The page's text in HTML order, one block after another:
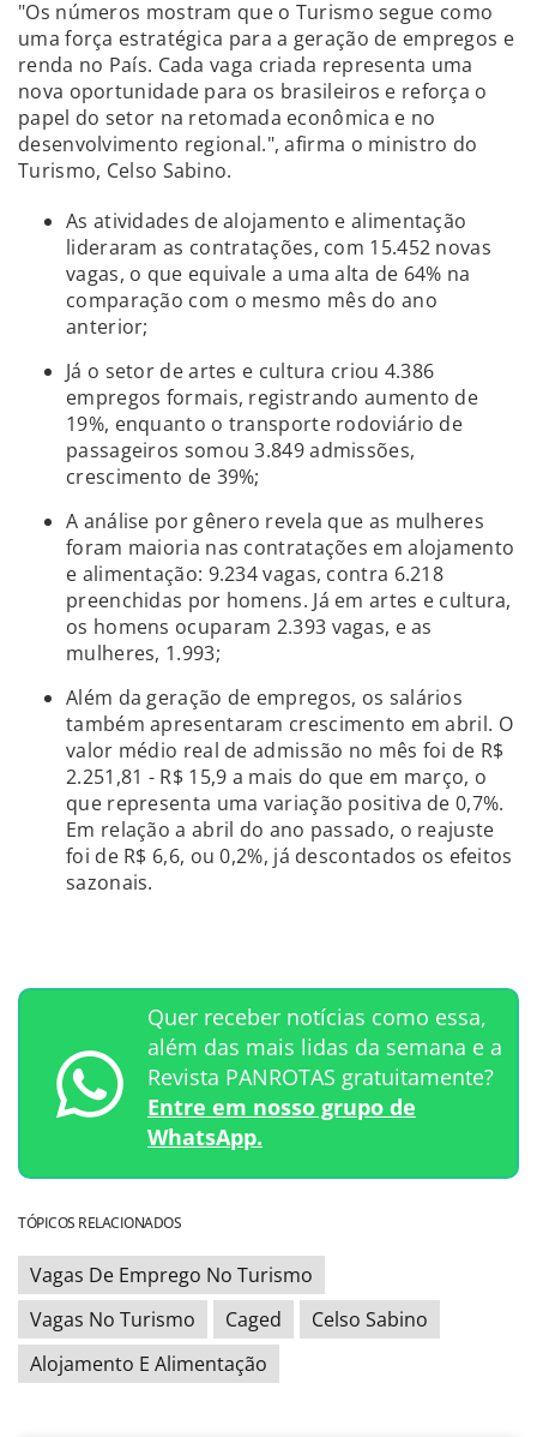
"Os números mostram que o Turismo segue como
uma força estratégica para a geração de empregos e
renda no País. Cada vaga criada representa uma
nova oportunidade para os brasileiros e reforça o
papel do setor na retomada econômica e no
desenvolvimento regional.", afirma o ministro do
Turismo, Celso Sabino.
As atividades de alojamento e alimentação
lideraram as contratações, com 15.452 novas
vagas, o que equivale a uma alta de 64% na
comparação com o mesmo mês do ano
anterior;
Já o setor de artes e cultura criou 4.386
empregos formais, registrando aumento de
19%, enquanto o transporte rodoviário de
passageiros somou 3.849 admissões,
crescimento de 39%;
A análise por gênero revela que as mulheres
foram maioria nas contratações em alojamento
e alimentação: 9.234 vagas, contra 6.218
preenchidas por homens. Já em artes e cultura,
os homens ocuparam 2.393 vagas, e as
mulheres, 1.993;
Além da geração de empregos, os salários
também apresentaram crescimento em abril. O
valor médio real de admissão no mês foi de R$
2.251,81 - R$ 15,9 a mais do que em março, o
que representa uma variação positiva de 0,7%.
Em relação a abril do ano passado, o reajuste
foi de R$ 6,6, ou 0,2%, já descontados os efeitos
sazonais.
Quer receber notícias como essa,
além das mais lidas da semana e a
Revista PANROTAS gratuitamente?
Entre em nosso grupo de
WhatsApp.
TÓPICOS RELACIONADOS
Vagas De Emprego No Turismo
Vagas No Turismo
Caged
Celso Sabino
Alojamento E Alimentação